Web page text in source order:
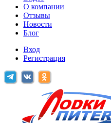
О компании
Отзывы
Новости
Блог
Вход
Регистрация